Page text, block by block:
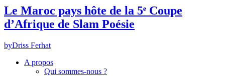
Le Maroc pays hôte de la 5ᵉ Coupe
d’Afrique de Slam Poésie
byDriss Ferhat
A propos
Qui sommes-nous ?